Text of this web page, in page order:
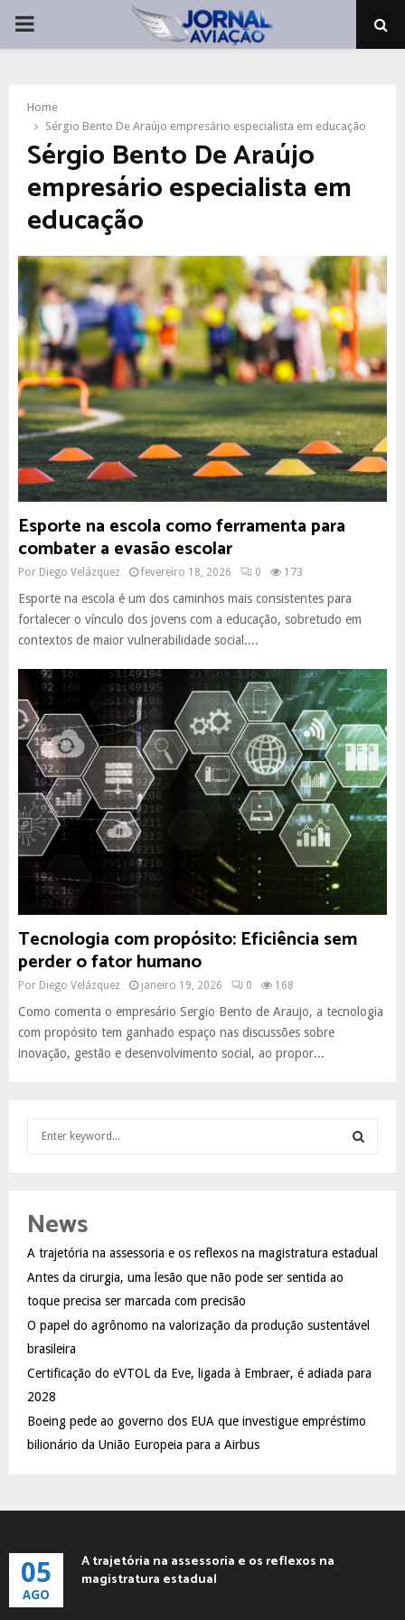
PRIMARY
Home
Sérgio Bento De Araújo empresário especialista em educação
Sérgio Bento De Araújo
empresário especialista em
educação
Esporte na escola como ferramenta para
combater a evasão escolar
Por Diego Velázquez fevereiro 18, 2026 0 173
Esporte na escola é um dos caminhos mais consistentes para
fortalecer o vínculo dos jovens com a educação, sobretudo em
contextos de maior vulnerabilidade social....
Tecnologia com propósito: Eficiência sem
perder o fator humano
Por Diego Velázquez janeiro 19, 2026 0 168
Como comenta o empresário Sergio Bento de Araujo, a tecnologia
com propósito tem ganhado espaço nas discussões sobre
inovação, gestão e desenvolvimento social, ao propor...
h
o
r
:
A
C
News
A trajetória na assessoria e os reflexos na magistratura estadual
Antes da cirurgia, uma lesão que não pode ser sentida ao
toque precisa ser marcada com precisão
O papel do agrônomo na valorização da produção sustentável
brasileira
Certificação do eVTOL da Eve, ligada à Embraer, é adiada para
2028
Boeing pede ao governo dos EUA que investigue empréstimo
bilionário da União Europeia para a Airbus
05
AGO
A trajetória na assessoria e os reflexos na
magistratura estadual